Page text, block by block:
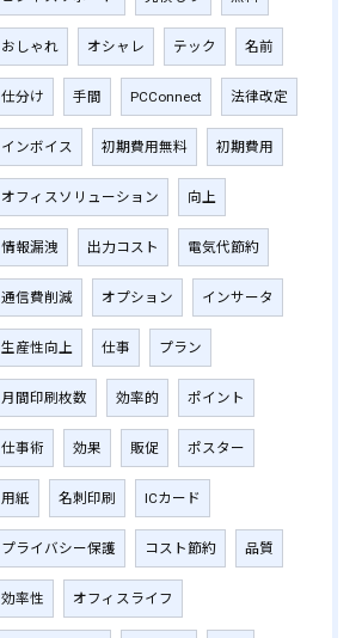
おしゃれ オシャレ テック 名前
仕分け 手間 PCConnect 法律改定
インボイス 初期費用無料 初期費用
オフィスソリューション 向上
情報漏洩 出力コスト 電気代節約
通信費削減 オプション インサータ
生産性向上 仕事 プラン
月間印刷枚数 効率的 ポイント
仕事術 効果 販促 ポスター
用紙 名刺印刷 ICカード
プライバシー保護 コスト節約 品質
効率性 オフィスライフ